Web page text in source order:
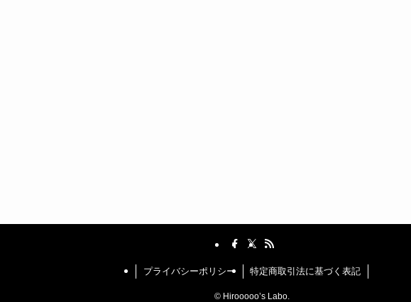
プライバシーポリシー 特定商取引法に基づく表記
© Hirooooo’s Labo.